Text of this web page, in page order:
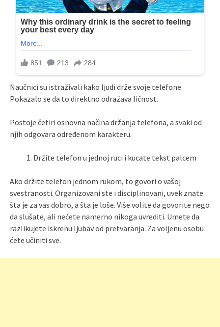
Naučnici su istraživali kako ljudi drže svoje telefone.
Pokazalo se da to direktno odražava ličnost.
Postoje četiri osnovna načina držanja telefona, a svaki od
njih odgovara određenom karakteru.
Držite telefon u jednoj ruci i kucate tekst palcem
Ako držite telefon jednom rukom, to govori o vašoj
svestranosti. Organizovani ste i disciplinovani, uvek znate
šta je za vas dobro, a šta je loše. Više volite da govorite nego
da slušate, ali nećete namerno nikoga uvrediti. Umete da
razlikujete iskrenu ljubav od pretvaranja. Za voljenu osobu
ćete učiniti sve.